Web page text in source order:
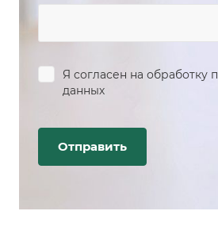
Я согласен на обработку
данных